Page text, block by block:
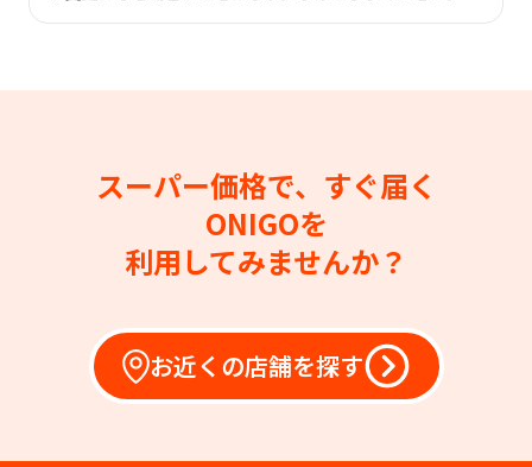
スーパー価格で、すぐ届く
ONIGOを
利用してみませんか？
お近くの店舗を探す